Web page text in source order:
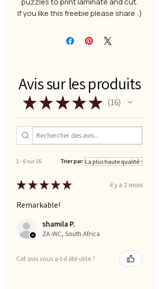
If you like this freebie please share :)
Avis sur les produits
★ ★★★★ 16
16
1 - 6 sur 16 Trier par:
★★★★★ il y a 2 mois
Remarkable!
shamila P.
ZA-WC, South Africa
Cet avis vous a-t-il été utile ?